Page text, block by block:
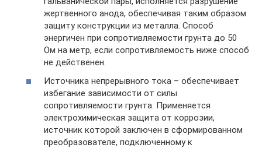
жертвенного анода, обеспечивая таким образом
защиту конструкции из металла. Способ
энергичен при сопротивляемости грунта до 50
Ом на метр, если сопротивляемость ниже способ
не действенен.
Источника непрерывного тока – обеспечивает
избегание зависимости от силы
сопротивляемости грунта. Применяется
электрохимическая защита от коррозии,
источник которой заключен в сформированном
преобразователе, подключенному к